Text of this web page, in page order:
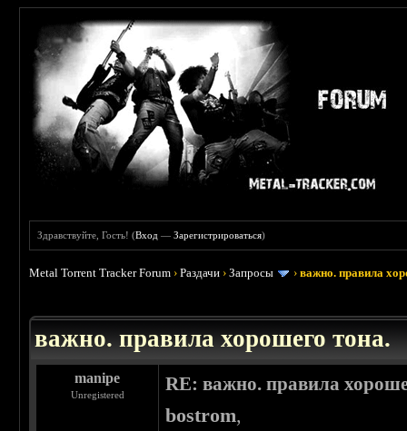
Здравствуйте, Гость! (Вход —Зарегистрироваться)
Metal Torrent Tracker Forum ›Раздачи ›Запросы ›важно. правила
важно. правила хорошего тона.
manipe
Unregistered
RE: важно. правила
bostrom,